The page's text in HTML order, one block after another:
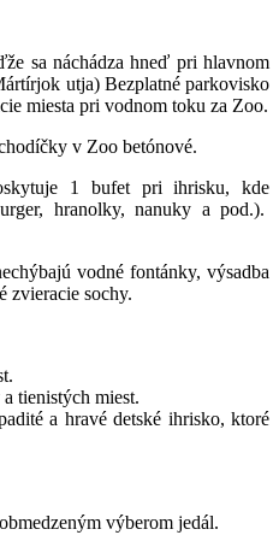
sa náchádza hneď pri hlavnom
utja) Bezplatné parkovisko
miesta pri vodnom toku za Zoo.
v Zoo betónové.
1 bufet pri ihrisku, kde
hranolky, nanuky a pod.).
vodné fontánky, výsadba
zvieracie sochy.
tienistých miest.
a hravé detské ihrisko, ktoré
výberom jedál.